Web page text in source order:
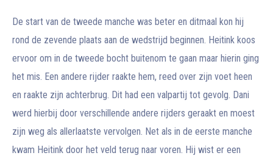
De start van de tweede manche was beter en ditmaal kon hij
rond de zevende plaats aan de wedstrijd beginnen. Heitink koos
ervoor om in de tweede bocht buitenom te gaan maar hierin ging
het mis. Een andere rijder raakte hem, reed over zijn voet heen
en raakte zijn achterbrug. Dit had een valpartij tot gevolg. Dani
werd hierbij door verschillende andere rijders geraakt en moest
zijn weg als allerlaatste vervolgen. Net als in de eerste manche
kwam Heitink door het veld terug naar voren. Hij wist er een